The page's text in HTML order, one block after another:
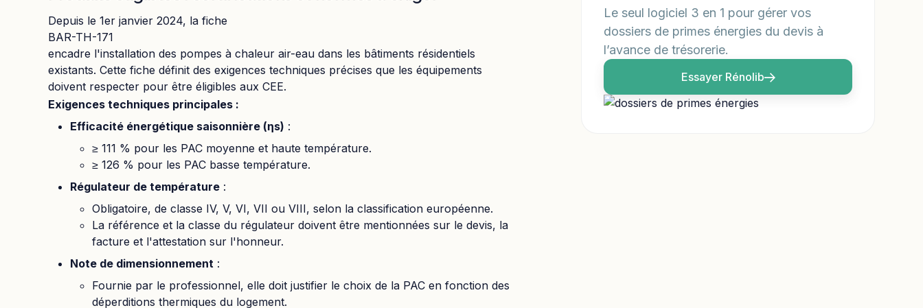
Depuis le 1er janvier 2024, la fiche
BAR-TH-171
encadre l'installation des pompes à chaleur air-eau dans les bâtiments résidentiels
existants. Cette fiche définit des exigences techniques précises que les équipements
doivent respecter pour être éligibles aux CEE.
Exigences techniques principales :
Efficacité énergétique saisonnière (ηs) :
≥ 111 % pour les PAC moyenne et haute température.
≥ 126 % pour les PAC basse température.
Régulateur de température :
Obligatoire, de classe IV, V, VI, VII ou VIII, selon la classification européenne.
La référence et la classe du régulateur doivent être mentionnées sur le devis, la
facture et l'attestation sur l'honneur.
Note de dimensionnement :
Fournie par le professionnel, elle doit justifier le choix de la PAC en fonction des
déperditions thermiques du logement.
Le seul logiciel 3 en 1 pour gérer vos
dossiers de primes énergies du devis à
l’avance de trésorerie.
Essayer Rénolib